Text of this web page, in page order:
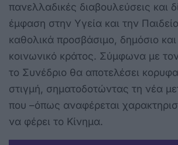
πανελλαδικές διαβουλεύσεις και
έμφαση στην Υγεία και την
καθολικά προσβάσιμο, δημόσιο και
κοινωνικό κράτος. Σύμφωνα με
το Συνέδριο θα αποτελέσει
στιγμή, σηματοδοτώντας τη νέα
που –όπως αναφέρεται
να φέρει το Κίνημα.